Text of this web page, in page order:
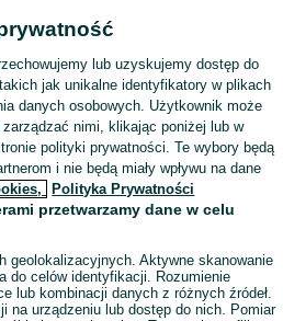
lub uzyskujemy dostęp do
jak unikalne identyfikatory w plikach
danych osobowych. Użytkownik może
nimi, klikając poniżej lub w
polityki prywatności. Te wybory będą
i nie będą miały wpływu na dane
Polityka Prywatności
przetwarzamy dane w celu
geolokalizacyjnych. Aktywne skanowanie
do celów identyfikacji. Rozumienie
lub kombinacji danych z różnych źródeł.
na urządzeniu lub dostęp do nich. Pomiar